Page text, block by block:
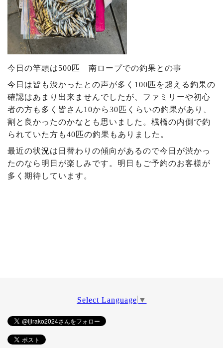
今日の竿頭は500匹 南ロープでの釣果との事
今日は皆も渋かったとの声が多く100匹を超える釣果の
確認はあまり出来ませんでしたが、ファミリーや初心
者の方も多く皆さん10から30匹くらいの釣果があり、
割と良かったのかなとも思いました。桟橋の内側で釣
られていた方も40匹の釣果もありました。
最近の状況は日替わりの傾向があるので今日が渋かっ
たのなら明日が楽しみです。明日もご予約のお客様が
多く期待しています。
Select Language ▼